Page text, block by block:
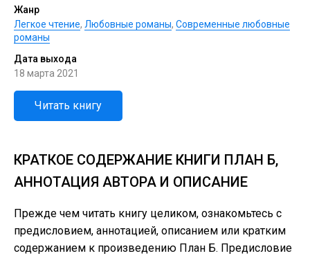
Жанр
Легкое чтение, Любовные романы, Современные любовные
романы
Дата выхода
18 марта 2021
Читать книгу
КРАТКОЕ СОДЕРЖАНИЕ КНИГИ ПЛАН Б,
АННОТАЦИЯ АВТОРА И ОПИСАНИЕ
Прежде чем читать книгу целиком, ознакомьтесь с
предисловием, аннотацией, описанием или кратким
содержанием к произведению План Б. Предисловие